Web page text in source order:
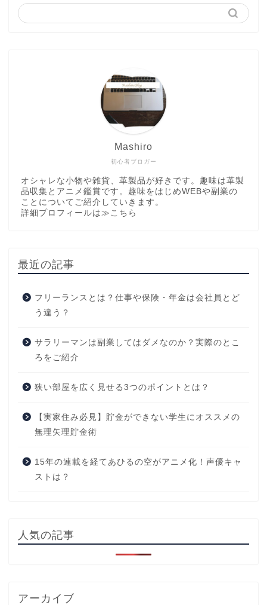
初心者ブロガー
Mashiro
オシャレな小物や雑貨、革製品が好きです。趣味は革製
品収集とアニメ鑑賞です。趣味をはじめWEBや副業の
ことについてご紹介していきます。
詳細プロフィールは≫こちら
最近の記事
フリーランスとは？仕事や保険・年金は会社員とど
う違う？
サラリーマンは副業してはダメなのか？実際のとこ
ろをご紹介
狭い部屋を広く見せる3つのポイントとは？
【実家住み必見】貯金ができない学生にオススメの
無理矢理貯金術
15年の連載を経てあひるの空がアニメ化！声優キャ
ストは？
人気の記事
アーカイブ